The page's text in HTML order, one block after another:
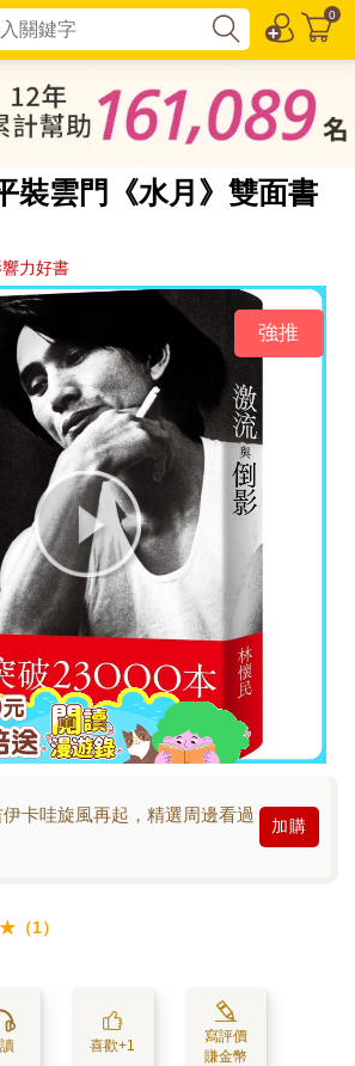
0
裝雲門《水月》雙面書
力好書
強推
卡哇旋風再起，精選周邊看過
加購
1）
喜歡+1
寫評價
賺金幣